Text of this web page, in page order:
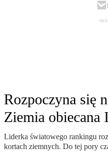
Rozpoczyna się
Ziemia obiecana
Liderka światowego rankingu
kortach ziemnych. Do tej pory